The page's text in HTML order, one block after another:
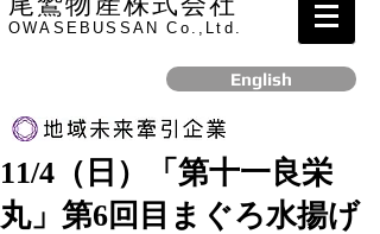
OWASEBUSSAN Co.,Ltd.
English
リンク
​2017年12月、経済産業省より認定されました
11/4（日）「第十一良栄
丸」第6回目まぐろ水揚げ